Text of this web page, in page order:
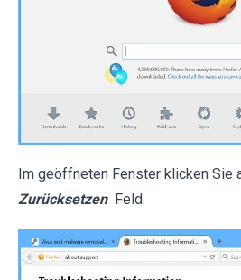
Im geöffneten Fenster klicken Sie
Zurücksetzen Feld.